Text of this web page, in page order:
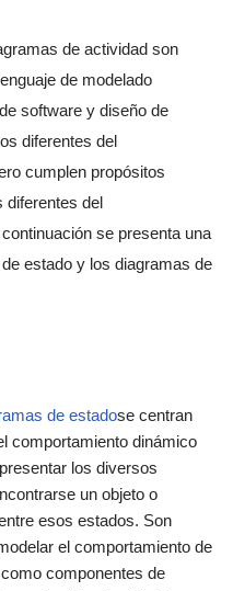
de actividad son
de modelado
software y diseño de
diferentes del
cumplen propósitos
diferentes del
se presenta una
estado y los diagramas de
de estadose centran
comportamiento dinámico
los diversos
un objeto o
esos estados. Son
el comportamiento de
componentes de